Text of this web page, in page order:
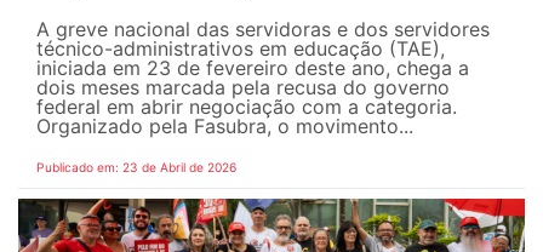
A greve nacional das servidoras e dos servidores
técnico-administrativos em educação (TAE),
iniciada em 23 de fevereiro deste ano, chega a
dois meses marcada pela recusa do governo
federal em abrir negociação com a categoria.
Organizado pela Fasubra, o movimento...
Publicado em: 23 de Abril de 2026